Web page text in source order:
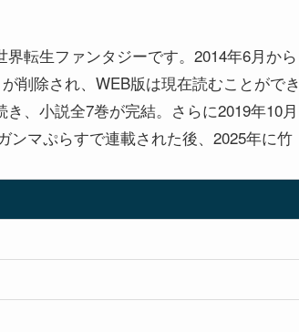
転生ファンタジーです。2014年6月から
削除され、WEB版は現在読むことができ
、小説全7巻が完結。さらに2019年10月
ンマぷらすで連載された後、2025年に竹